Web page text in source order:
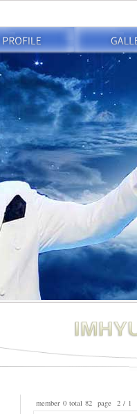
member 0 total 82 page 2 / 1